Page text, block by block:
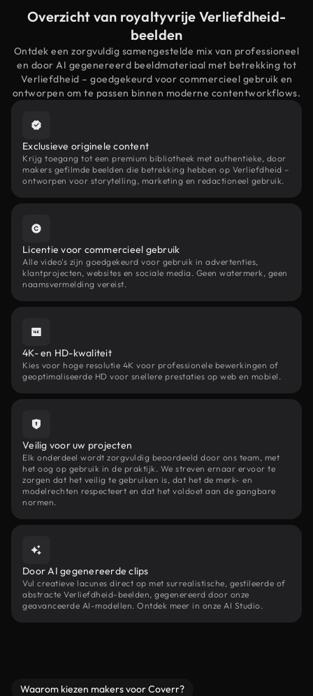
Overzicht van royaltyvrije Verliefdheid-
beelden
Ontdek een zorgvuldig samengestelde mix van professioneel
en door AI gegenereerd beeldmateriaal met betrekking tot
Verliefdheid – goedgekeurd voor commercieel gebruik en
ontworpen om te passen binnen moderne contentworkflows.
Exclusieve originele content
Krijg toegang tot een premium bibliotheek met authentieke, door
makers gefilmde beelden die betrekking hebben op Verliefdheid –
ontworpen voor storytelling, marketing en redactioneel gebruik.
Licentie voor commercieel gebruik
Alle video's zijn goedgekeurd voor gebruik in advertenties,
klantprojecten, websites en sociale media. Geen watermerk, geen
naamsvermelding vereist.
4K- en HD-kwaliteit
Kies voor hoge resolutie 4K voor professionele bewerkingen of
geoptimaliseerde HD voor snellere prestaties op web en mobiel.
Veilig voor uw projecten
Elk onderdeel wordt zorgvuldig beoordeeld door ons team, met
het oog op gebruik in de praktijk. We streven ernaar ervoor te
zorgen dat het veilig te gebruiken is, dat het de merk- en
modelrechten respecteert en dat het voldoet aan de gangbare
normen.
Door AI gegenereerde clips
Vul creatieve lacunes direct op met surrealistische, gestileerde of
abstracte Verliefdheid-beelden, gegenereerd door onze
geavanceerde AI-modellen. Ontdek meer in onze AI Studio.
Waarom kiezen makers voor Coverr?